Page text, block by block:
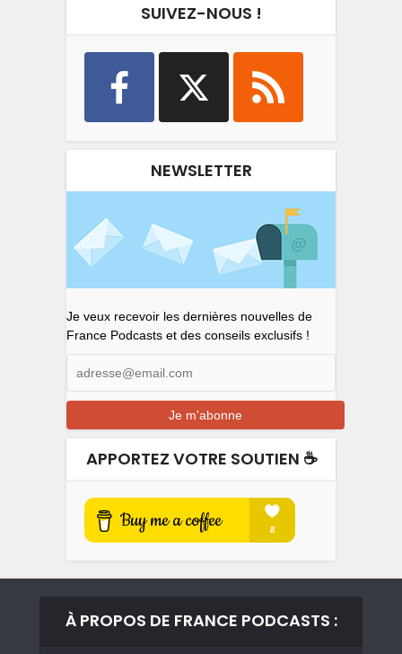
SUIVEZ-NOUS !
NEWSLETTER
Je veux recevoir les dernières nouvelles de
France Podcasts et des conseils exclusifs !
APPORTEZ VOTRE SOUTIEN ☕️
À PROPOS DE FRANCE PODCASTS :